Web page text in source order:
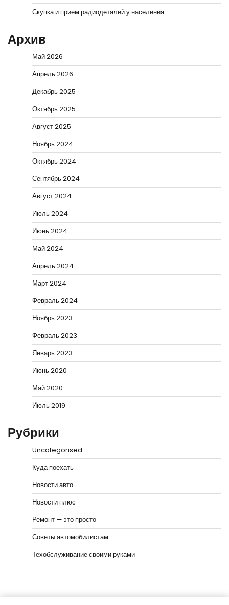
Скупка и прием радиодеталей у населения
Архив
Май 2026
Апрель 2026
Декабрь 2025
Октябрь 2025
Август 2025
Ноябрь 2024
Октябрь 2024
Сентябрь 2024
Август 2024
Июль 2024
Июнь 2024
Май 2024
Апрель 2024
Март 2024
Февраль 2024
Ноябрь 2023
Февраль 2023
Январь 2023
Июнь 2020
Май 2020
Июль 2019
Рубрики
Uncategorised
Куда поехать
Новости авто
Новости плюс
Ремонт — это просто
Советы автомобилистам
Техобслуживание своими руками